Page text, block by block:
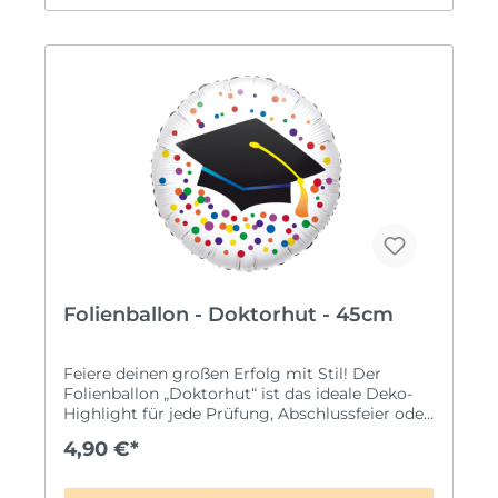
Premiumqualität by GRABO Für Helium & Luft
Folienballon - Doktorhut - 45cm
Feiere deinen großen Erfolg mit Stil! Der
Folienballon „Doktorhut“ ist das ideale Deko-
Highlight für jede Prüfung, Abschlussfeier oder
einen großen schwarzen Doktorhut als Symbol
Konfetti-Aufdruck – perfekt, um „Prüfung
4,90 €*